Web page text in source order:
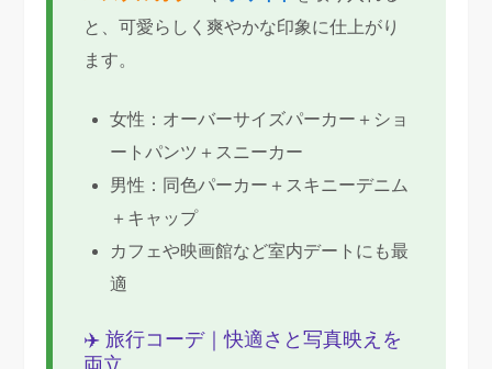
と、可愛らしく爽やかな印象に仕上がり
ます。
女性：オーバーサイズパーカー＋ショ
ートパンツ＋スニーカー
男性：同色パーカー＋スキニーデニム
＋キャップ
カフェや映画館など室内デートにも最
適
✈️ 旅行コーデ｜快適さと写真映えを